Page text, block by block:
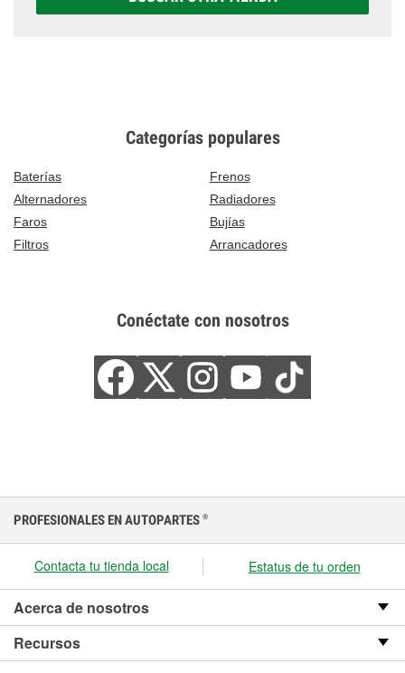
Categorías populares
Baterías
Frenos
Alternadores
Radiadores
Faros
Bujías
Filtros
Arrancadores
Conéctate con nosotros
PROFESIONALES EN AUTOPARTES ®
Contacta tu tienda local Estatus de tu orden
Acerca de nosotros
Recursos